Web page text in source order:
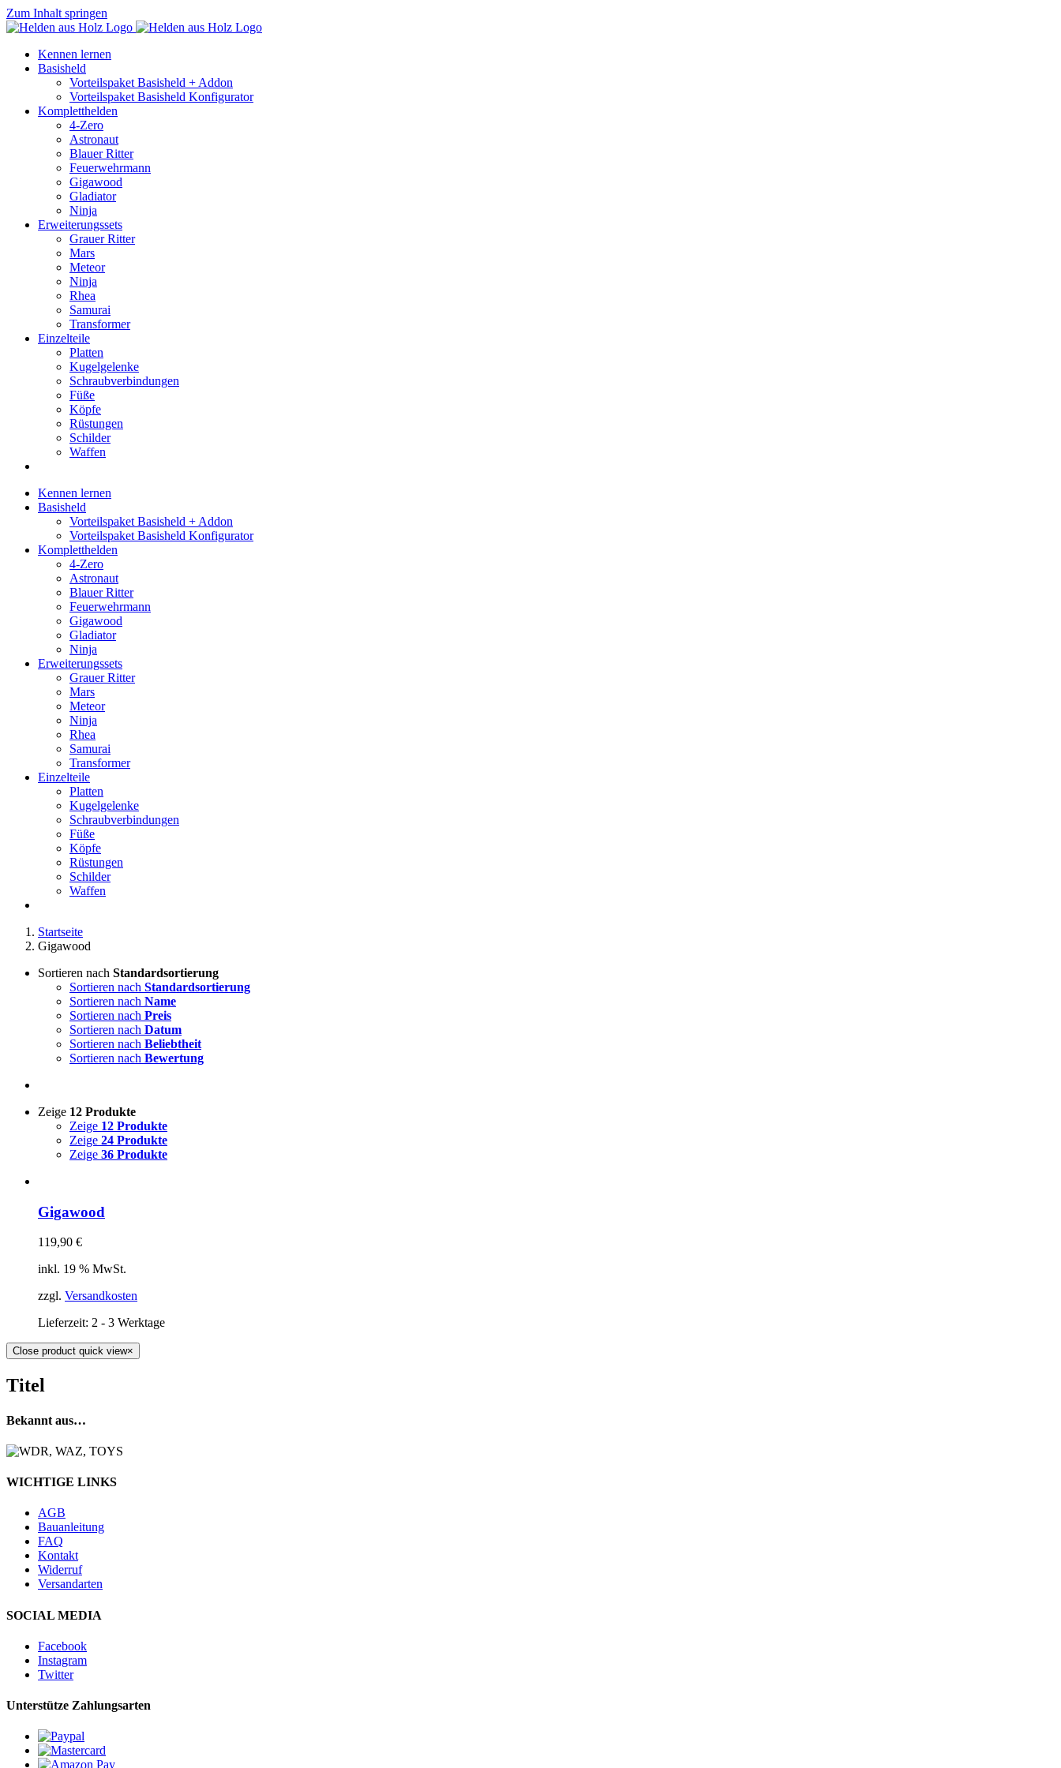
Zum Inhalt springen
Kennen lernen
Basisheld
Vorteilspaket Basisheld + Addon
Vorteilspaket Basisheld Konfigurator
Kompletthelden
4-Zero
Astronaut
Blauer Ritter
Feuerwehrmann
Gigawood
Gladiator
Ninja
Erweiterungssets
Grauer Ritter
Mars
Meteor
Ninja
Rhea
Samurai
Transformer
Einzelteile
Platten
Kugelgelenke
Schraubverbindungen
Füße
Köpfe
Rüstungen
Schilder
Waffen
Kennen lernen
Basisheld
Vorteilspaket Basisheld + Addon
Vorteilspaket Basisheld Konfigurator
Kompletthelden
4-Zero
Astronaut
Blauer Ritter
Feuerwehrmann
Gigawood
Gladiator
Ninja
Erweiterungssets
Grauer Ritter
Mars
Meteor
Ninja
Rhea
Samurai
Transformer
Einzelteile
Platten
Kugelgelenke
Schraubverbindungen
Füße
Köpfe
Rüstungen
Schilder
Waffen
Startseite
Gigawood
Sortieren nach Standardsortierung
Sortieren nach Standardsortierung
Sortieren nach Name
Sortieren nach Preis
Sortieren nach Datum
Sortieren nach Beliebtheit
Sortieren nach Bewertung
Zeige 12 Produkte
Zeige 12 Produkte
Zeige 24 Produkte
Zeige 36 Produkte
Gigawood
119,90 €
inkl. 19 % MwSt.
zzgl. Versandkosten
Lieferzeit: 2 - 3 Werktage
Close product quick view×
Titel
Bekannt aus…
WICHTIGE LINKS
AGB
Bauanleitung
FAQ
Kontakt
Widerruf
Versandarten
SOCIAL MEDIA
Facebook
Instagram
Twitter
Unterstütze Zahlungsarten